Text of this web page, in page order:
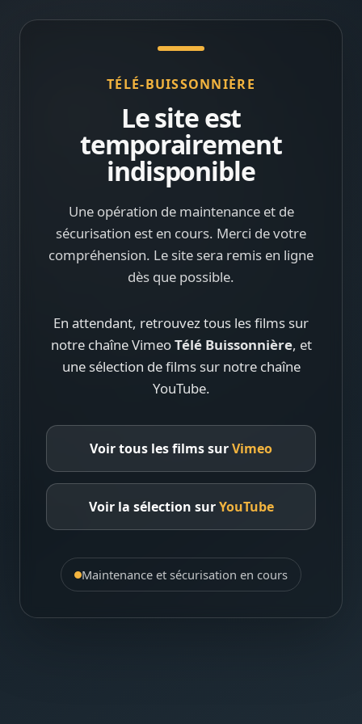
TÉLÉ-BUISSONNIÈRE
Le site est
temporairement
indisponible
Une opération de maintenance et de
sécurisation est en cours. Merci de votre
compréhension. Le site sera remis en ligne
dès que possible.
En attendant, retrouvez tous les films sur
notre chaîne VimeoTélé Buissonnière, et
une sélection de films sur notre chaîne
YouTube.
Voir tous les films surVimeo
Voir la sélection surYouTube
Maintenance et sécurisation en cours